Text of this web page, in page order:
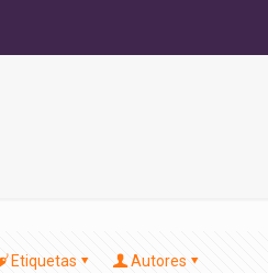
Etiquetas Autores